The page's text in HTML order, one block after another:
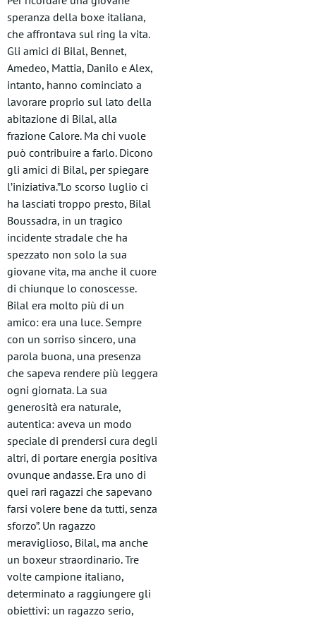
speranza della boxe italiana,
che affrontava sul ring la vita.
Gli amici di Bilal, Bennet,
Amedeo, Mattia, Danilo e Alex,
intanto, hanno cominciato a
lavorare proprio sul lato della
abitazione di Bilal, alla
frazione Calore. Ma chi vuole
può contribuire a farlo. Dicono
gli amici di Bilal, per spiegare
l’iniziativa.”Lo scorso luglio ci
ha lasciati troppo presto, Bilal
Boussadra, in un tragico
incidente stradale che ha
spezzato non solo la sua
giovane vita, ma anche il cuore
di chiunque lo conoscesse.
Bilal era molto più di un
amico: era una luce. Sempre
con un sorriso sincero, una
parola buona, una presenza
che sapeva rendere più leggera
ogni giornata. La sua
generosità era naturale,
autentica: aveva un modo
speciale di prendersi cura degli
altri, di portare energia positiva
ovunque andasse. Era uno di
quei rari ragazzi che sapevano
farsi volere bene da tutti, senza
sforzo”. Un ragazzo
meraviglioso, Bilal, ma anche
un boxeur straordinario. Tre
volte campione italiano,
determinato a raggiungere gli
obiettivi: un ragazzo serio,